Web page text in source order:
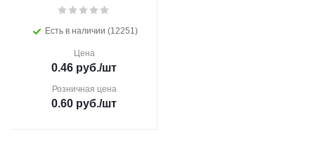
Есть в наличии (12251)
Цена
0.46 руб./шт
Розничная цена
0.60 руб./шт